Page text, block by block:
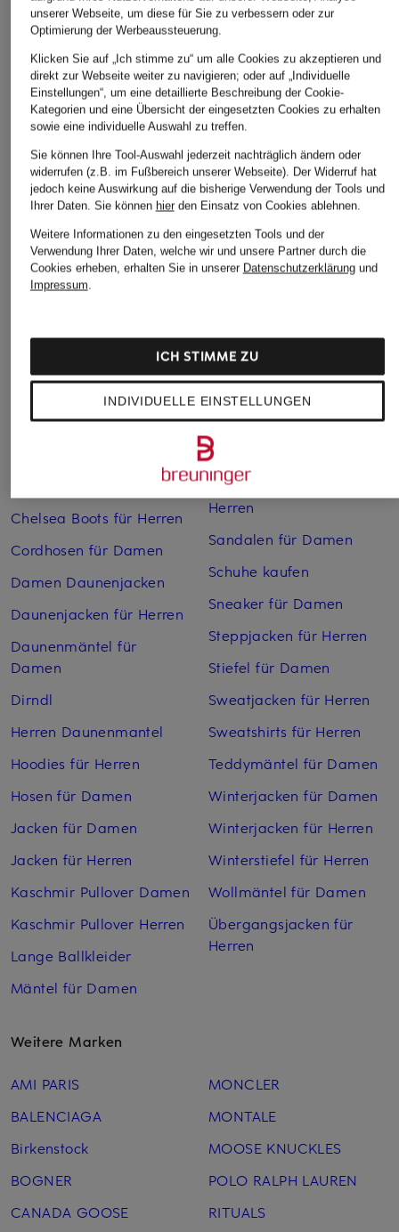
+Aktionsrabatt
LIU JO
Marlenehose
154,99 €
Bestpreis:
131,74 €
Ursprünglich:209,90 €
+Aktionsrabatt
Max Mara STUDIO
Marlenehose PELOTA
aus Leinen
Bestpreis:299 €
Marlenehose
112,50 €
Bestpreis:225 €
Weitere Kategorien
Bikinis Damen
Boots für Damen
Chelsea Boots für Damen
Chelsea Boots für Herren
Cordhosen für Damen
Damen Daunenjacken
Daunenjacken für Herren
Daunenmäntel für
Damen
Dirndl
Herren Daunenmantel
Hoodies für Herren
Hosen für Damen
Jacken für Damen
Jacken für Herren
Kaschmir Pullover Damen
Kaschmir Pullover Herren
Lange Ballkleider
Mäntel für Damen
Mäntel für Herren
Pullover für Damen
Pullover für Herren
Rollkragenpullover für
Herren
Sandalen für Damen
Schuhe kaufen
Sneaker für Damen
Steppjacken für Herren
Stiefel für Damen
Sweatjacken für Herren
Sweatshirts für Herren
Teddymäntel für Damen
Winterjacken für Damen
Winterjacken für Herren
Winterstiefel für Herren
Wollmäntel für Damen
Übergangsjacken für
Herren
Weitere Marken
AMI PARIS
BALENCIAGA
Birkenstock
BOGNER
CANADA GOOSE
MONCLER
MONTALE
MOOSE KNUCKLES
POLO RALPH LAUREN
RITUALS
unserer Webseite, um diese für Sie zu verbessern oder zur
Optimierung der Werbeaussteuerung.
Klicken Sie auf „Ich stimme zu“ um alle Cookies zu akzeptieren und
direkt zur Webseite weiter zu navigieren; oder auf „Individuelle
Einstellungen“, um eine detaillierte Beschreibung der Cookie-
Kategorien und eine Übersicht der eingesetzten Cookies zu erhalten
sowie eine individuelle Auswahl zu treffen.
Sie können Ihre Tool-Auswahl jederzeit nachträglich ändern oder
widerrufen (z.B. im Fußbereich unserer Webseite). Der Widerruf hat
jedoch keine Auswirkung auf die bisherige Verwendung der Tools und
Ihrer Daten. Sie können hierden Einsatz von Cookies ablehnen.
Weitere Informationen zu den eingesetzten Tools und der
Verwendung Ihrer Daten, welche wir und unsere Partner durch die
Cookies erheben, erhalten Sie in unserer Datenschutzerklärungund
Impressum.
INDIVIDUELLE EINSTELLUNGEN
ICH STIMME ZU